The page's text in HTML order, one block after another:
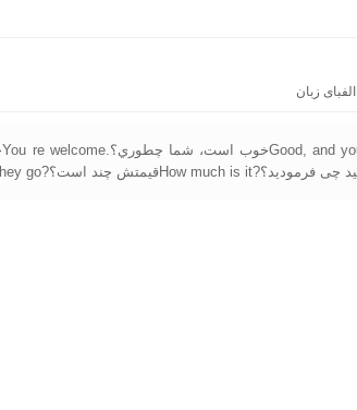
الفبای زبان